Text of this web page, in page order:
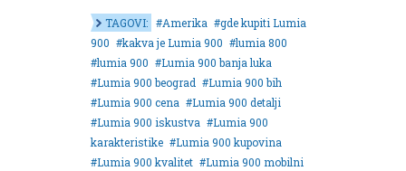
TAGOVI: Amerika
gde kupiti Lumia
900
kakva je Lumia 900
lumia 800
lumia 900
Lumia 900 banja luka
Lumia 900 beograd
Lumia 900 bih
Lumia 900 cena
Lumia 900 detalji
Lumia 900 iskustva
Lumia 900
karakteristike
Lumia 900 kupovina
Lumia 900 kvalitet
Lumia 900 mobilni